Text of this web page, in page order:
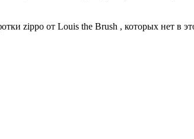
zippo от Louis the Brush , которых нет в